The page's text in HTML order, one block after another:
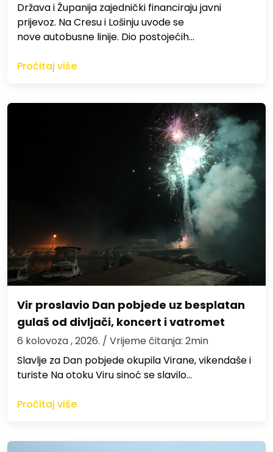
Država i Županija zajednički financiraju javni
prijevoz. Na Cresu i Lošinju uvode se
nove autobusne linije. Dio postojećih…
Pročitaj više
Vir proslavio Dan pobjede uz besplatan
gulaš od divljači, koncert i vatromet
6 kolovoza , 2026. / Vrijeme čitanja: 2min
Slavlje za Dan pobjede okupila Virane, vikendaše i
turiste Na otoku Viru sinoć se slavilo…
Pročitaj više